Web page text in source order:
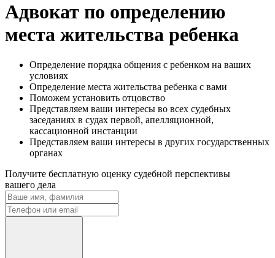
Адвокат по определению
места жительства ребенка
Определение порядка общения с ребенком на ваших
условиях
Определение места жительства ребенка с вами
Поможем установить отцовство
Представляем ваши интересы во всех судебных
заседаниях в судах первой, апелляционной,
кассационной инстанции
Представляем ваши интересы в других государственных
органах
Получите бесплатную оценку судебной перспективы
вашего дела